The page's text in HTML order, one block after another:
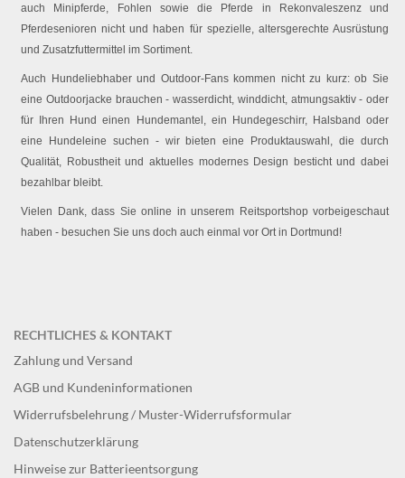
auch Minipferde, Fohlen sowie die Pferde in Rekonvaleszenz und
Pferdesenioren nicht und haben für spezielle, altersgerechte Ausrüstung
und Zusatzfuttermittel im Sortiment.
Auch Hundeliebhaber und Outdoor-Fans kommen nicht zu kurz: ob Sie
eine Outdoorjacke brauchen - wasserdicht, winddicht, atmungsaktiv - oder
für Ihren Hund einen Hundemantel, ein Hundegeschirr, Halsband oder
eine Hundeleine suchen - wir bieten eine Produktauswahl, die durch
Qualität, Robustheit und aktuelles modernes Design besticht und dabei
bezahlbar bleibt.
Vielen Dank, dass Sie online in unserem Reitsportshop vorbeigeschaut
haben - besuchen Sie uns doch auch einmal vor Ort in Dortmund!
RECHTLICHES & KONTAKT
Zahlung und Versand
AGB und Kundeninformationen
Widerrufsbelehrung / Muster-Widerrufsformular
Datenschutzerklärung
Hinweise zur Batterieentsorgung